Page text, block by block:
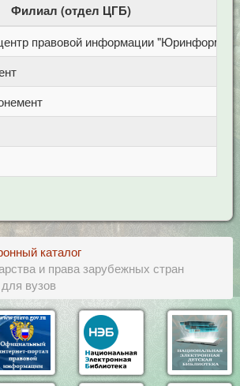
Филиал (отдел ЦГБ)
правовой информации "Юринформ"
каталог
и права зарубежных стран
вузов